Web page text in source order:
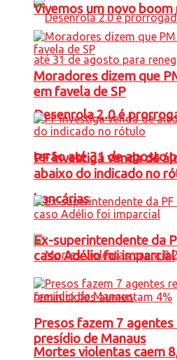
Desenrola 2.0 é
terão até 31 de agosto
bancárias
Mortes violentas caem
Vivemos um novo boom
Moradores dizem que
em favela de SP
PF investiga venda de
abaixo do indicado no
Ex-superintendente da
caso Adélio foi imparcial
Presos fazem 7
presídio de Manaus